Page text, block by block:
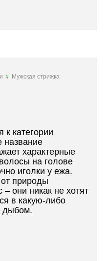
Мужская стрижка
к категории
название
характерные
на голове
иголки у ежа.
природы
– они никак не хотят
в какую-либо
дыбом.